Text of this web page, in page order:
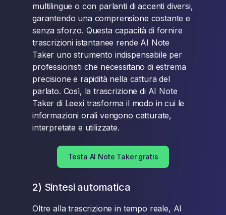
multilingue o con parlanti di accenti diversi,
garantendo una comprensione costante e
senza sforzo. Questa capacità di fornire
trascrizioni istantanee rende AI Note
Taker uno strumento indispensabile per
professionisti che necessitano di estrema
precisione e rapidità nella cattura del
parlato. Così, la trascrizione di AI Note
Taker di Leexi trasforma il modo in cui le
informazioni orali vengono catturate,
interpretate e utilizzate.
Testa AI Note Taker gratis
2) Sintesi automatica
Oltre alla trascrizione in tempo reale, AI